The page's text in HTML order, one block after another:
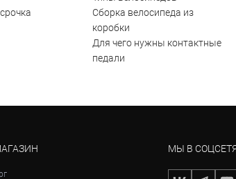
Сборка велосипеда из
коробки
Для чего нужны контактные
педали
МЫ В